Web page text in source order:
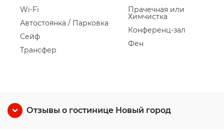
Wi-Fi
Автостоянка / Парковка
Сейф
Трансфер
Прачечная или
Химчистка
Конференц-зал
Фен
Отзывы о гостинице Новый город